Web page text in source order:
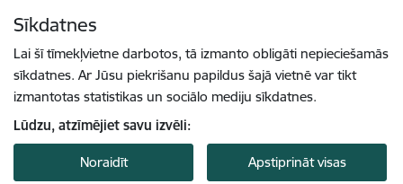
Sīkdatnes
Lai šī tīmekļvietne darbotos, tā izmanto obligāti nepieciešamās
sīkdatnes. Ar Jūsu piekrišanu papildus šajā vietnē var tikt
izmantotas statistikas un sociālo mediju sīkdatnes.
Lūdzu, atzīmējiet savu izvēli:
Noraidīt Apstiprināt visas